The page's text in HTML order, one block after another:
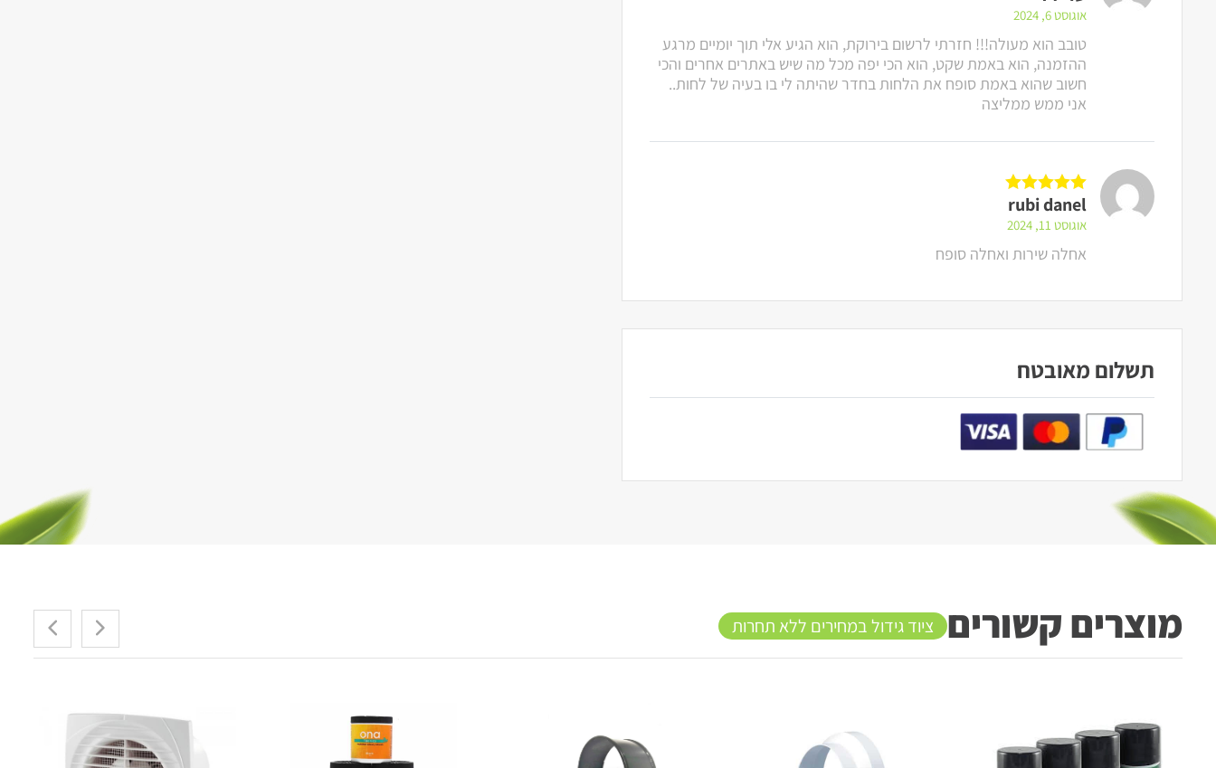
אוגוסט 6, 2024
טובב הוא מעולה!!! חזרתי לרשום בירוקת, הוא הגיע אלי תוך יומיים מרגע
ההזמנה, הוא באמת שקט, הוא הכי יפה מכל מה שיש באתרים אחרים והכי
חשוב שהוא באמת סופח את הלחות בחדר שהיתה לי בו בעיה של לחות..
אני ממש ממליצה
דורג5 מתוך 5
rubi danel
אוגוסט 11, 2024
אחלה שירות ואחלה סופח
תשלום מאובטח
מוצרים קשורים ציוד גידול במחירים ללא תחרות